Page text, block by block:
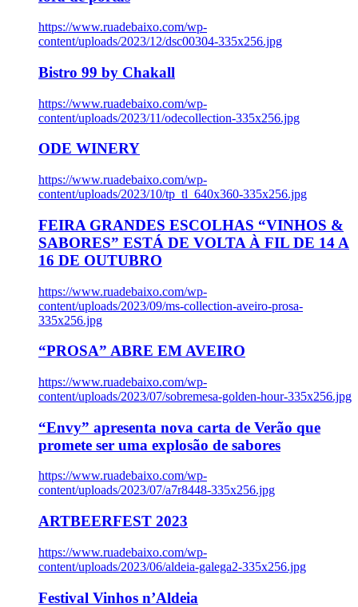
https://www.ruadebaixo.com/wp-
content/uploads/2023/12/dsc00304-335x256.jpg
Bistro 99 by Chakall
https://www.ruadebaixo.com/wp-
content/uploads/2023/11/odecollection-335x256.jpg
ODE WINERY
https://www.ruadebaixo.com/wp-
content/uploads/2023/10/tp_tl_640x360-335x256.jpg
FEIRA GRANDES ESCOLHAS “VINHOS &
SABORES” ESTÁ DE VOLTA À FIL DE 14 A
16 DE OUTUBRO
https://www.ruadebaixo.com/wp-
content/uploads/2023/09/ms-collection-aveiro-prosa-
335x256.jpg
“PROSA” ABRE EM AVEIRO
https://www.ruadebaixo.com/wp-
content/uploads/2023/07/sobremesa-golden-hour-335x256.jpg
“Envy” apresenta nova carta de Verão que
promete ser uma explosão de sabores
https://www.ruadebaixo.com/wp-
content/uploads/2023/07/a7r8448-335x256.jpg
ARTBEERFEST 2023
https://www.ruadebaixo.com/wp-
content/uploads/2023/06/aldeia-galega2-335x256.jpg
Festival Vinhos n’Aldeia